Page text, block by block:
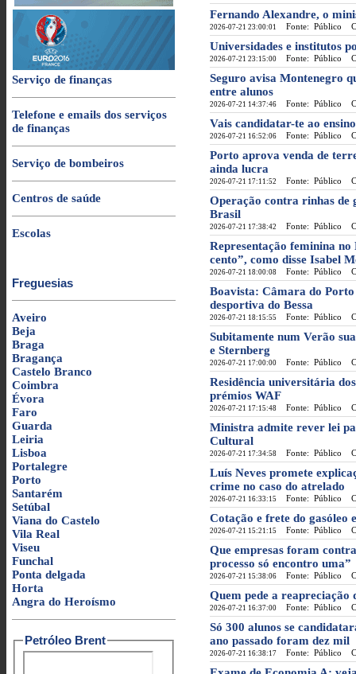
Serviço de finanças
Telefone e emails dos serviços
de finanças
Serviço de bombeiros
Centros de saúde
Escolas
Freguesias
Aveiro
Beja
Braga
Bragança
Castelo Branco
Coimbra
Évora
Faro
Guarda
Leiria
Lisboa
Portalegre
Porto
Santarém
Setúbal
Viana do Castelo
Vila Real
Viseu
Funchal
Ponta delgada
Horta
Angra do Heroísmo
Petróleo Brent
Fernando Alexandre, o
2026-07-21 23:00:01 Fonte: Público
Universidades e institutos
2026-07-21 23:15:00 Fonte: Público
Seguro avisa Montenegro
entre alunos
2026-07-21 14:37:46 Fonte: Público
Vais candidatar-te ao
2026-07-21 16:52:06 Fonte: Público
Porto aprova venda de
ainda lucra
2026-07-21 17:11:52 Fonte: Público
Operação contra rinhas de
Brasil
2026-07-21 17:38:42 Fonte: Público
Representação feminina
cento”, como disse Isabel
2026-07-21 18:00:08 Fonte: Público
Boavista: Câmara do
desportiva do Bessa
2026-07-21 18:15:55 Fonte: Público
Subitamente num Verão
e Sternberg
2026-07-21 17:00:00 Fonte: Público
Residência universitária
prémios WAF
2026-07-21 17:15:48 Fonte: Público
Ministra admite rever lei
Cultural
2026-07-21 17:34:58 Fonte: Público
Luís Neves promete
crime no caso do atrelado
2026-07-21 16:33:15 Fonte: Público
Cotação e frete do gasóleo
2026-07-21 15:21:15 Fonte: Público
Que empresas foram
processo só encontro uma”
2026-07-21 15:38:06 Fonte: Público
Quem pede a
2026-07-21 16:37:00 Fonte: Público
Só 300 alunos se
ano passado foram dez mil
2026-07-21 16:38:17 Fonte: Público